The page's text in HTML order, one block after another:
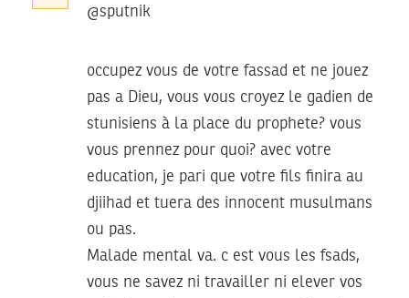
@sputnik
occupez vous de votre fassad et ne jouez
pas a Dieu, vous vous croyez le gadien de
stunisiens à la place du prophete? vous
vous prennez pour quoi? avec votre
education, je pari que votre fils finira au
djiihad et tuera des innocent musulmans
ou pas.
Malade mental va. c est vous les fsads,
vous ne savez ni travailler ni elever vos